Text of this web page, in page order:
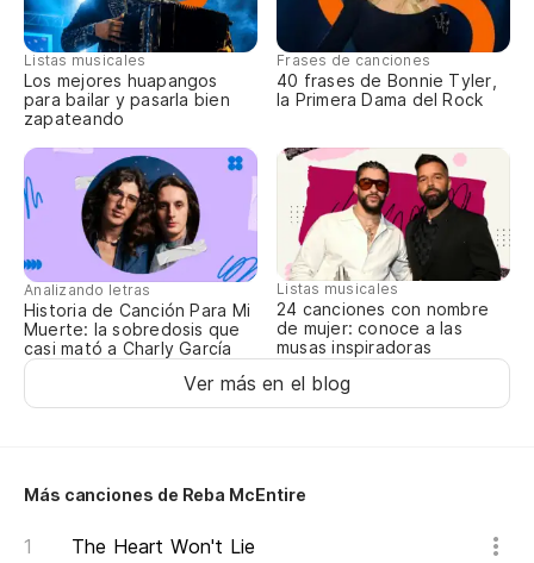
Listas musicales
Los mejores huapangos
para bailar y pasarla bien
zapateando
Frases de canciones
40 frases de Bonnie Tyler,
la Primera Dama del Rock
Analizando letras
Historia de Canción Para Mi
Muerte: la sobredosis que
casi mató a Charly García
Listas musicales
24 canciones con nombre
de mujer: conoce a las
musas inspiradoras
Ver más en el blog
Más canciones de Reba McEntire
The Heart Won't Lie